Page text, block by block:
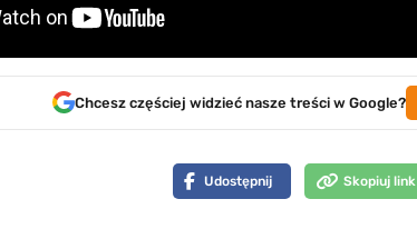
Chcesz częściej widzieć nasze treści w Google?
Udostępnij Skopiuj link